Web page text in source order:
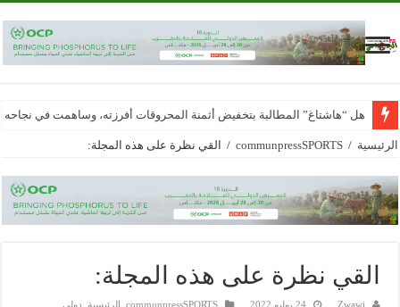
هل “هاشتاغ” المطالبة بتخفيض أثمنة المحروقات أفرزته، وساهمت في
الرئيسية /
communpressSPORTS
/ القي نظرة على هذه المجلة:
القي نظرة على هذه المجلة:
Zwawi 24 يوليو 2022 communpressSPORTS الرئيسية
دولي